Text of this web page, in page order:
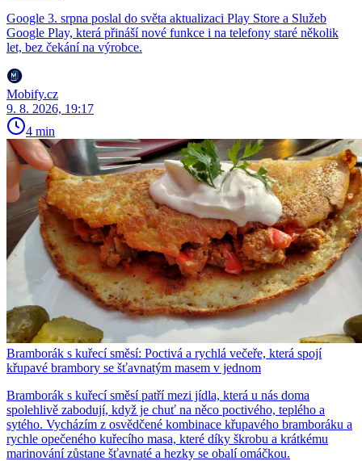
Google 3. srpna poslal do světa aktualizaci Play Store a Služeb
Google Play, která přináší nové funkce i na telefony staré několik
let, bez čekání na výrobce.
Mobify.cz
9. 8. 2026, 19:17
4 min
Bramborák s kuřecí směsí: Poctivá a rychlá večeře, která spojí
křupavé brambory se šťavnatým masem v jednom
Bramborák s kuřecí směsí patří mezi jídla, která u nás doma
spolehlivě zabodují, když je chuť na něco poctivého, teplého a
sytého. Vycházím z osvědčené kombinace křupavého bramboráku a
rychle opečeného kuřecího masa, které díky škrobu a krátkému
marinování zůstane šťavnaté a hezky se obalí omáčkou.